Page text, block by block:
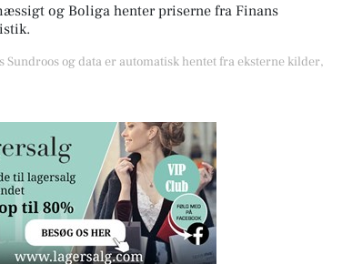
og Boliga henter priserne fra Finans
Sundroos og data er automatisk hentet fra eksterne kilder,